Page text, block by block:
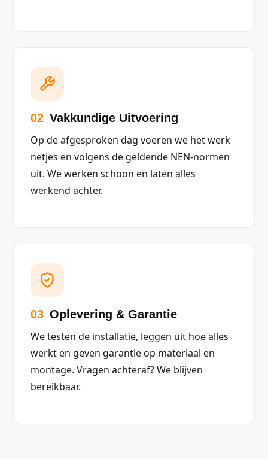
02 Vakkundige Uitvoering
Op de afgesproken dag voeren we het werk
netjes en volgens de geldende NEN-normen
uit. We werken schoon en laten alles
werkend achter.
03 Oplevering & Garantie
We testen de installatie, leggen uit hoe alles
werkt en geven garantie op materiaal en
montage. Vragen achteraf? We blijven
bereikbaar.